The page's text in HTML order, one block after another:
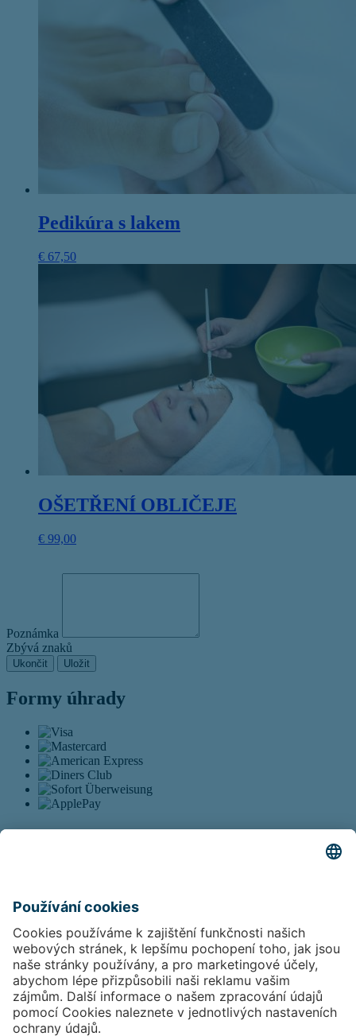
Pedikúra s lakem
€ 67,50
OŠETŘENÍ OBLIČEJE
€ 99,00
Poznámka
Zbývá znaků
Ukončit Uložit
Formy úhrady
Sitemap
Firma
Kontakt
Impressum
Sociální oblast